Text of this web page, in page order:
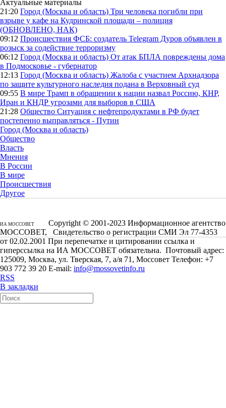
Актуальные материалы
21:20 Город (Москва и область) Три человека погибли при
взрыве у кафе на Кудринской площади – полиция
(ОБНОВЛЕНО, НАК)
09:12 Происшествия ФСБ: создатель Telegram Дуров объявлен в
розыск за содействие терроризму
06:12 Город (Москва и область) От атак БПЛА повреждены дома
в Подмосковье - губернатор
12:13 Город (Москва и область) Жалоба с участием Архнадзора
по защите культурного наследия подана в Верховный суд
09:55 В мире Трамп в обращении к нации назвал Россию, КНР,
Иран и КНДР угрозами для выборов в США
21:28 Общество Ситуация с нефтепродуктами в РФ будет
постепенно выправляться - Путин
Город (Москва и область)
Общество
Власть
Мнения
В России
В мире
Происшествия
Другое
ИА МОССОВЕТ
Copyright © 2001-2023 Информационное агентство
МОССОВЕТ, Свидетельство о регистрации СМИ Эл 77-4353
от 02.02.2001 При перепечатке и цитировании ссылка и
гиперссылка на ИА МОССОВЕТ обязательна. Почтовый адрес:
125009, Москва, ул. Тверская, 7, а/я 71, Моссовет Телефон: +7
903 772 39 20 E-mail: info@mossovetinfo.ru
RSS
В закладки